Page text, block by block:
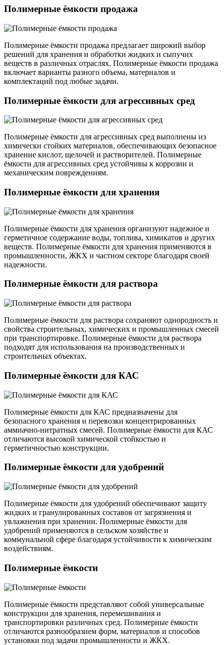
Полимерные ёмкости продажа
Полимерные ёмкости продажа предлагает широкий выбор
решений для хранения и обработки жидких и сыпучих
веществ в различных отраслях. Полимерные ёмкости продажа
включает варианты разного объема, материалов и
комплектаций под любые задачи.
Полимерные ёмкости для агрессивных сред
Полимерные ёмкости для агрессивных сред выполнены из
химически стойких материалов, обеспечивающих безопасное
хранение кислот, щелочей и растворителей. Полимерные
ёмкости для агрессивных сред устойчивы к коррозии и
механическим повреждениям.
Полимерные ёмкости для хранения
Полимерные ёмкости для хранения организуют надежное и
герметичное содержание воды, топлива, химикатов и других
веществ. Полимерные ёмкости для хранения применяются в
промышленности, ЖКХ и частном секторе благодаря своей
надежности.
Полимерные ёмкости для раствора
Полимерные ёмкости для раствора сохраняют однородность и
свойства строительных, химических и промышленных смесей
при транспортировке. Полимерные ёмкости для раствора
подходят для использования на производственных и
строительных объектах.
Полимерные ёмкости для КАС
Полимерные ёмкости для КАС предназначены для
безопасного хранения и перевозки концентрированных
аммиачно-нитратных смесей. Полимерные ёмкости для КАС
отличаются высокой химической стойкостью и
герметичностью конструкции.
Полимерные ёмкости для удобрений
Полимерные ёмкости для удобрений обеспечивают защиту
жидких и гранулированных составов от загрязнения и
увлажнения при хранении. Полимерные ёмкости для
удобрений применяются в сельском хозяйстве и
коммунальной сфере благодаря устойчивости к химическим
воздействиям.
Полимерные ёмкости
Полимерные ёмкости представляют собой универсальные
конструкции для хранения, перемешивания и
транспортировки различных сред. Полимерные ёмкости
отличаются разнообразием форм, материалов и способов
установки под задачи промышленности и ЖКХ.